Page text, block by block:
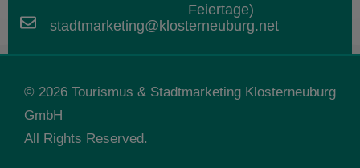
stadtmarketing@klosterneuburg.net
Feiertage)
© 2026 Tourismus & Stadtmarketing Klosterneuburg
GmbH
All Rights Reserved.